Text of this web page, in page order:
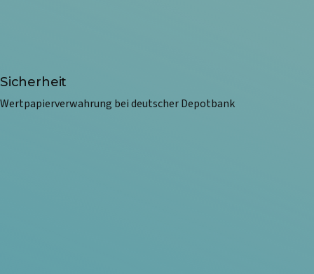
Sicherheit
Wertpapierverwahrung bei deutscher Depotbank